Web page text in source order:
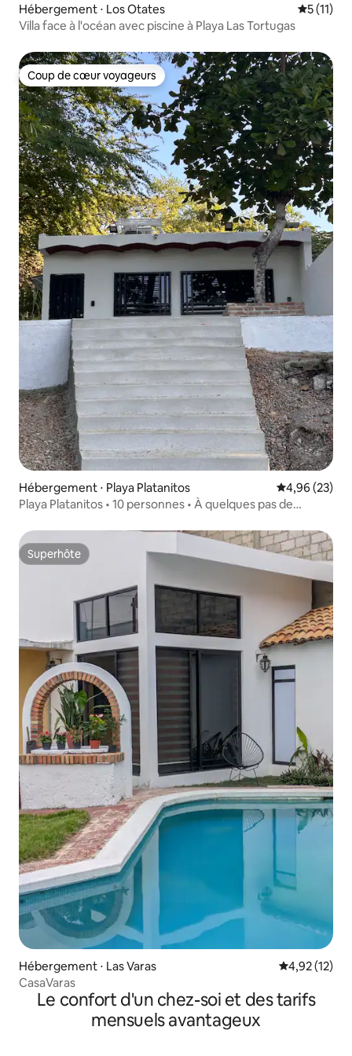
Hébergement ⋅ Los Otates
5 (11)
Villa face à l'océan avec piscine à Playa Las Tortugas
Coup de cœur voyageurs
Coup de cœur voyageurs
Hébergement ⋅ Playa Platanitos Évaluation
4,96 (23)
Playa Platanitos • 10 personnes • À quelques pas de
Superhôte
Superhôte
Hébergement ⋅ Las Varas Évaluation
4,92 (12)
CasaVaras
Le confort d'un chez-soi et des tarifs
mensuels avantageux